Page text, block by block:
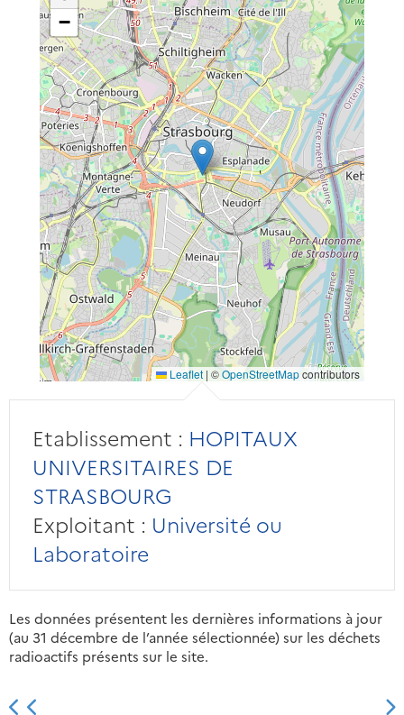
−
Leaflet | ©OpenStreetMapcontributors
Etablissement : HOPITAUX
UNIVERSITAIRES DE
STRASBOURG
Exploitant : Université ou
Laboratoire
Les données présentent les dernières informations à jour
(au 31 décembre de l’année sélectionnée) sur les déchets
radioactifs présents sur le site.